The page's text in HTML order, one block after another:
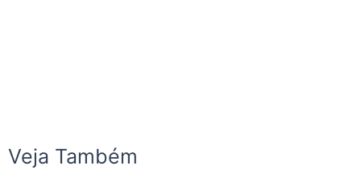
Veja Também